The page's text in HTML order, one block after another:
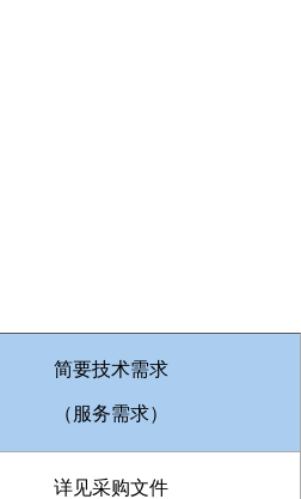
简要技术需求
（服务需求）
详见采购文件